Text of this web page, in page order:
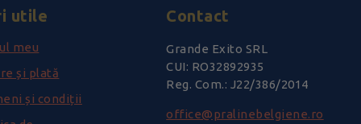
utile
meu
și plată
și condiții
Contact
Grande Exito SRL
CUI: RO32892935
Reg. Com.: J22/386/2014
office@pralinebelgiene.ro